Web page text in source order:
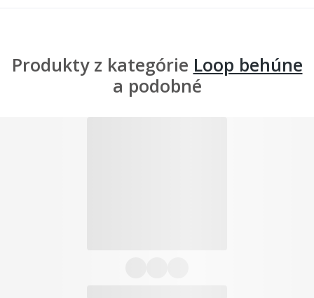
Produkty z kategórie Loop behúne
a podobné